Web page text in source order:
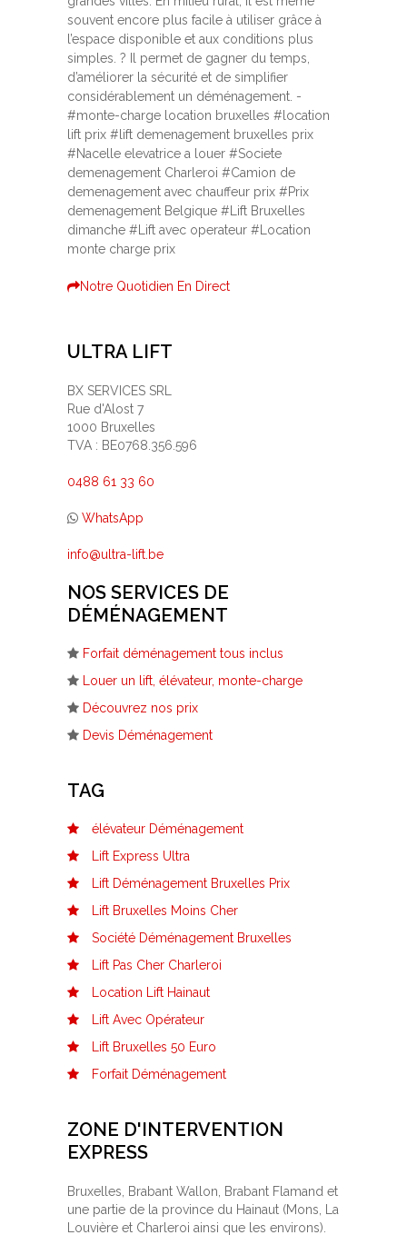
souvent encore plus facile à utiliser grâce à
l’espace disponible et aux conditions plus
simples. ? Il permet de gagner du temps,
d’améliorer la sécurité et de simplifier
considérablement un déménagement. -
#monte-charge location bruxelles #location
lift prix #lift demenagement bruxelles prix
#Nacelle elevatrice a louer #Societe
demenagement Charleroi #Camion de
demenagement avec chauffeur prix #Prix
demenagement Belgique #Lift Bruxelles
dimanche #Lift avec operateur #Location
monte charge prix
Notre Quotidien En Direct
ULTRA LIFT
BX SERVICES SRL
Rue d'Alost 7
1000 Bruxelles
TVA : BE0768.356.596
0488 61 33 60
WhatsApp
info@ultra-lift.be
NOS SERVICES DE
DÉMÉNAGEMENT
Forfait déménagement tous inclus
Louer un lift, élévateur, monte-charge
Découvrez nos prix
Devis Déménagement
TAG
élévateur Déménagement
Lift Express Ultra
Lift Déménagement Bruxelles Prix
Lift Bruxelles Moins Cher
Société Déménagement Bruxelles
Lift Pas Cher Charleroi
Location Lift Hainaut
Lift Avec Opérateur
Lift Bruxelles 50 Euro
Forfait Déménagement
ZONE D'INTERVENTION
EXPRESS
Bruxelles, Brabant Wallon, Brabant Flamand et
une partie de la province du Hainaut (Mons, La
Louvière et Charleroi ainsi que les environs).